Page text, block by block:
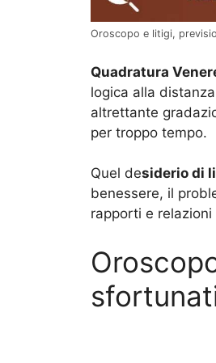
Oroscopo e litigi,
Quadratura
logica alla
altrettante
per troppo tempo.
Quel desiderio di
benessere, il
rapporti e